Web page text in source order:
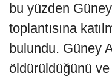
bu yüzden
toplantısına
bulundu. Güney
öldürüldüğünü